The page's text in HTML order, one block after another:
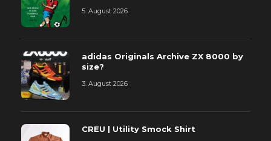
5. August 2026
adidas Originals Archive ZX 8000 by
size?
3. August 2026
CREU | Utility Smock Shirt